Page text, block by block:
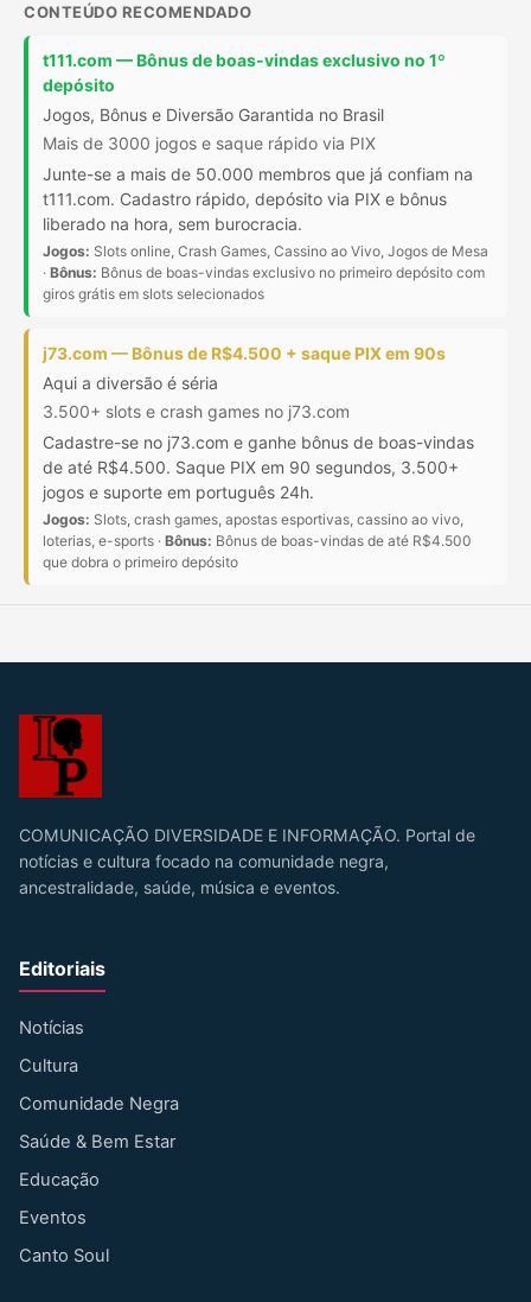
CONTEÚDO RECOMENDADO
t111.com — Bônus de boas-vindas exclusivo no 1º
depósito
Jogos, Bônus e Diversão Garantida no Brasil
Mais de 3000 jogos e saque rápido via PIX
Junte-se a mais de 50.000 membros que já confiam na
t111.com. Cadastro rápido, depósito via PIX e bônus
liberado na hora, sem burocracia.
Jogos: Slots online, Crash Games, Cassino ao Vivo, Jogos de Mesa
· Bônus: Bônus de boas-vindas exclusivo no primeiro depósito com
giros grátis em slots selecionados
j73.com — Bônus de R$4.500 + saque PIX em 90s
Aqui a diversão é séria
3.500+ slots e crash games no j73.com
Cadastre-se no j73.com e ganhe bônus de boas-vindas
de até R$4.500. Saque PIX em 90 segundos, 3.500+
jogos e suporte em português 24h.
Jogos: Slots, crash games, apostas esportivas, cassino ao vivo,
loterias, e-sports · Bônus: Bônus de boas-vindas de até R$4.500
que dobra o primeiro depósito
COMUNICAÇÃO DIVERSIDADE E INFORMAÇÃO. Portal de
notícias e cultura focado na comunidade negra,
ancestralidade, saúde, música e eventos.
Editoriais
Notícias
Cultura
Comunidade Negra
Saúde & Bem Estar
Educação
Eventos
Canto Soul